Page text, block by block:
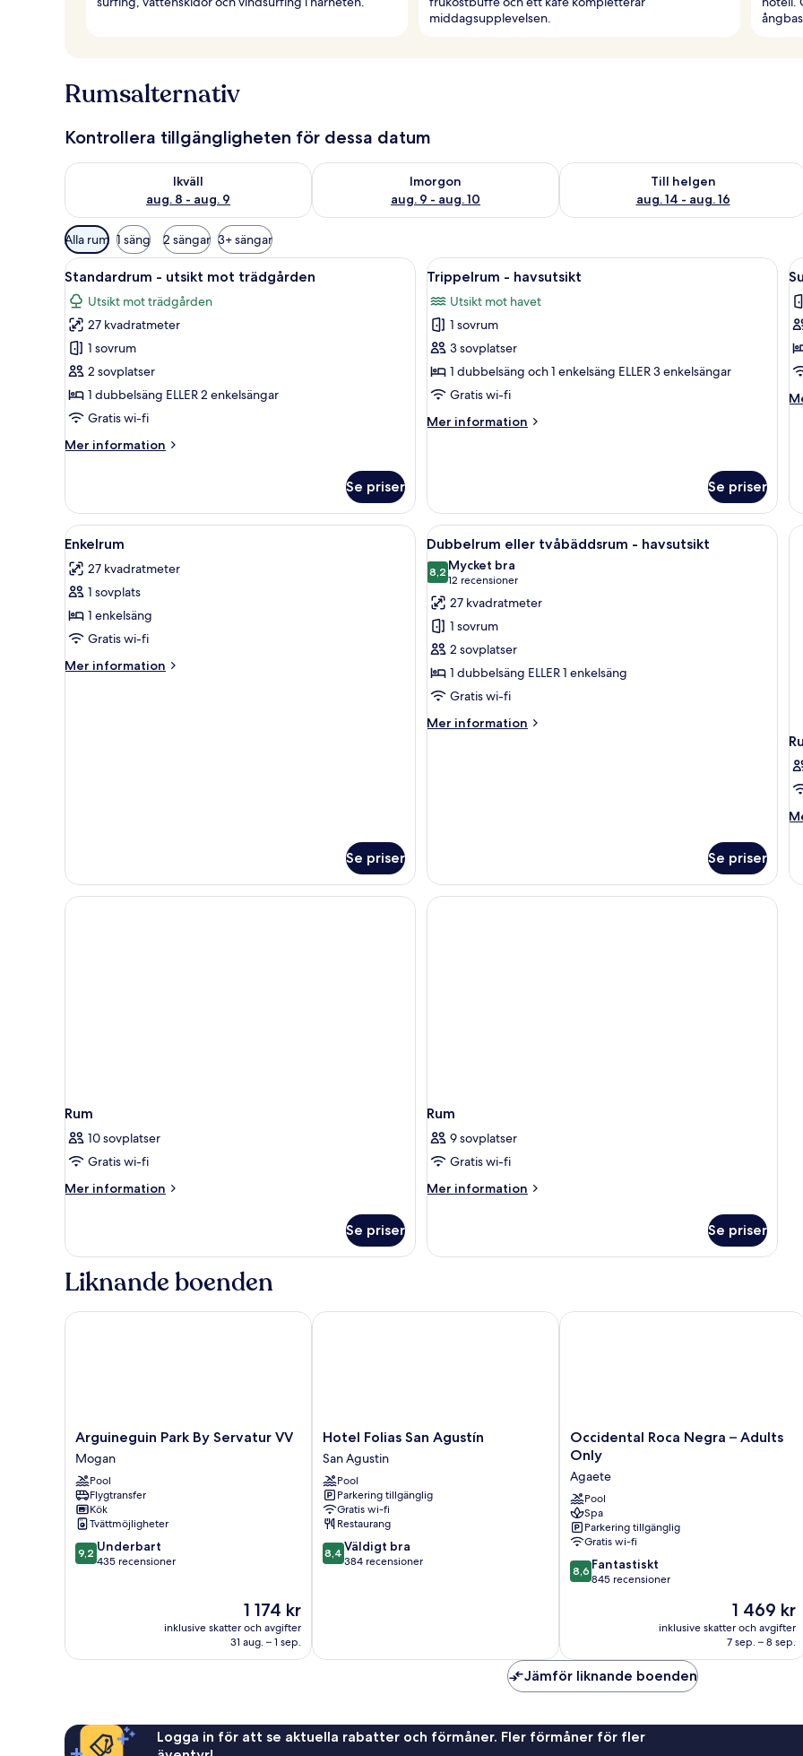
middagsupplevelsen.
Rumsalternativ
Kontrollera tillgängligheten för dessa datum
Ikväll
aug. 8 - aug. 9
Kontrollera tillgängligheten för ikväll aug. 8 - aug. 9
Imorgon
aug. 9 - aug. 10
Kontrollera tillgängligheten för imorgon aug. 9 - aug. 10
Till helgen
aug. 14 - aug. 16
Kontrollera tillgängligheten för den
Tillgängliga
filter
för
rum
Alla rum 1 säng 2 sängar 3+ sängar
Öppna
alla
foton
för
Standardrum
-
utsikt
mot
Ett hotellrum med en säng, två fåtöljer, ett litet bord, en tv och en balkong med gardiner.
4
Standardrum - utsikt mot trädgården
Utsikt mot trädgården
27 kvadratmeter
1 sovrum
2 sovplatser
1 dubbelsäng ELLER 2 enkelsängar
Gratis wi-fi
Mer information
Mer
-
utsikt
mot
Se priser
Öppna
alla
foton
för
Trippelrum
-
havsutsikt
Ett hotellrum med en säng, ett
6
Trippelrum - havsutsikt
Utsikt mot havet
1 sovrum
3 sovplatser
1 dubbelsäng och 1 enkelsäng ELLER 3 enkelsängar
Gratis wi-fi
Mer information
Mer
havsutsikt
Se priser
Öppna
alla
foton
för
Enkelrum
Ett hotellrum med en säng, sängbord, ett skrivbord, en spegel och inramade konstverk på väggarna.
3
Enkelrum
27 kvadratmeter
1 sovplats
1 enkelsäng
Gratis wi-fi
Mer information
Mer
Se priser
Öppna
alla
foton
för
Dubbelrum
eller
tvåbäddsrum
-
havsutsikt
Ett hotellrum med en säng, ett
6
Dubbelrum eller tvåbäddsrum - havsutsikt
8,28,2 av 10
Mycket bra
12 recensioner
(12 recensioner)
27 kvadratmeter
1 sovrum
2 sovplatser
1 dubbelsäng ELLER 1 enkelsäng
Gratis wi-fi
Mer information
Mer
Se priser
Rum
10 sovplatser
Gratis wi-fi
Mer information
Mer
Se priser
Rum
9 sovplatser
Gratis wi-fi
Mer information
Mer
Se priser
Liknande boenden
Arguineguin
Park
By
Servatur
VV
Mogan
Arguineguin Park By Servatur VV
Mogan
Pool
Flygtransfer
Kök
Tvättmöjligheter
9.2
av
9,2 Underbart
435 recensioner
Priset
är
1 174 kr
1 174 kr
inklusive skatter och avgifter
31 aug. – 1 sep.
Arguineguin Park By Servatur VV
Hotel
Folias
San
Agustín
San
Agustin
Hotel Folias San Agustín
San Agustin
Pool
Parkering tillgänglig
Gratis wi-fi
Restaurang
8.4
av
8,4 Väldigt bra
384 recensioner
Hotel Folias San Agustín
Occidental
Roca
Negra
–
Adults
Only
Agaete
Occidental Roca Negra – Adults
Only
Agaete
Pool
Spa
Parkering tillgänglig
Gratis wi-fi
8.6
av
8,6 Fantastiskt
845 recensioner
Priset
är
1 469 kr
1 469 kr
inklusive skatter och avgifter
7 sep. – 8 sep.
Occidental Roca Negra – Adults Only
Jämför liknande boenden
Logga in för att se aktuella rabatter och förmåner. Fler förmåner för fler